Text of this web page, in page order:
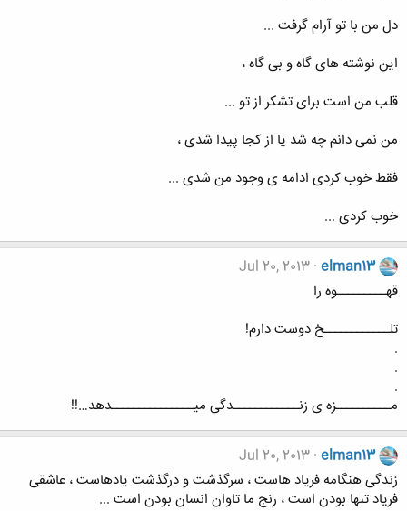
دل من با تو آرام گرفت ...
این نوشته های گاه و بی گاه ،
قلب من است برای تشکر از تو ...
من نمی دانم چه شد یا از کجا پیدا شدی ،
فقط خوب کردی ادامه ی وجود من شدی ...
خوب کردی ...
elman13
Jul 20, 2013
قهـــــــــوه را
تلــــــــــــخ دوست دارم!
.
.
.
مــــــــــزه ی زنــــــــــــدگی میـــــــــــــــدهد…!!
elman13
Jul 20, 2013
زندگی هنگامه فریاد هاست ، سرگذشت و درگذشت یادهاست ، عاشقی
فریاد تنها بودن است ، رنج ما تاوان انسان بودن است ...